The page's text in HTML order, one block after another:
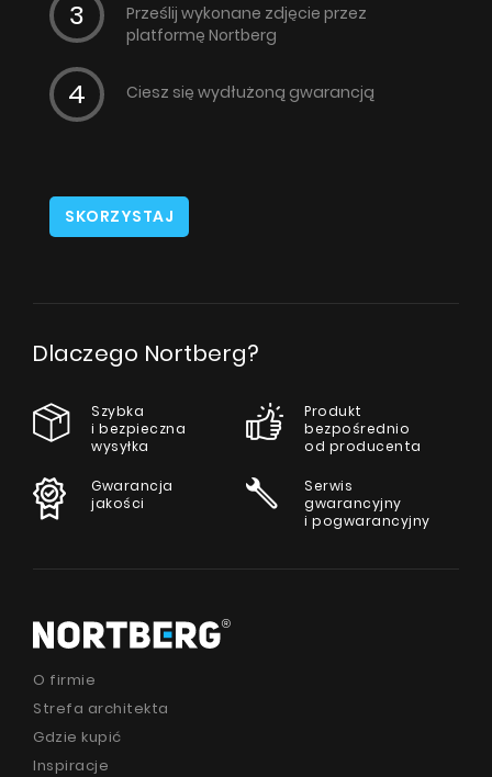
Prześlij wykonane zdjęcie przez
platformę Nortberg
Ciesz się wydłużoną gwarancją
SKORZYSTAJ
Dlaczego Nortberg?
Szybka
i bezpieczna
wysyłka
Produkt
bezpośrednio
od producenta
Gwarancja
jakości
Serwis
gwarancyjny
i pogwarancyjny
O firmie
Strefa architekta
Gdzie kupić
Inspiracje